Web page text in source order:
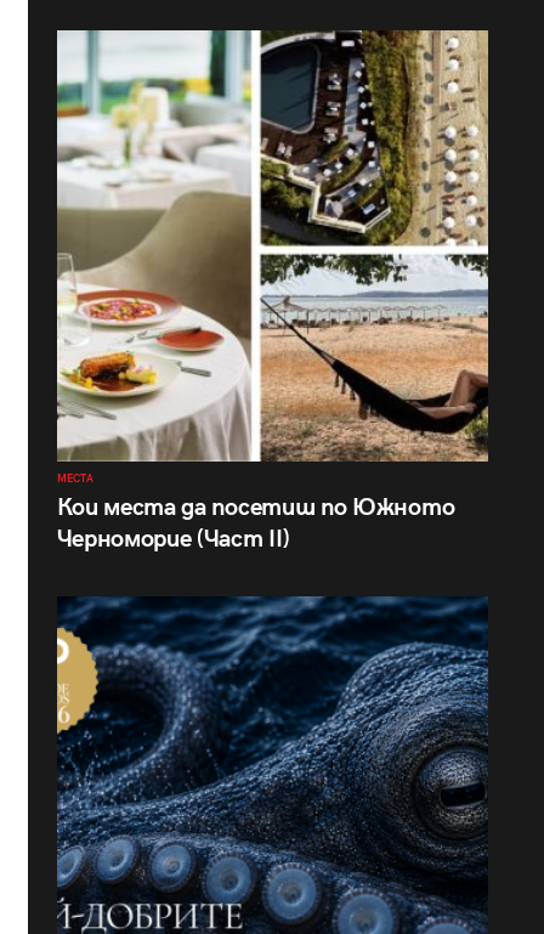
МЕСТА
Кои места да посетиш по Южното
Черноморие (Част II)